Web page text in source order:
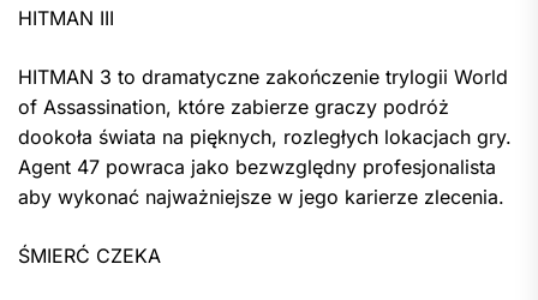
HITMAN III
HITMAN 3 to dramatyczne zakończenie trylogii World
of Assassination, które zabierze graczy podróż
dookoła świata na pięknych, rozległych lokacjach gry.
Agent 47 powraca jako bezwzględny profesjonalista
aby wykonać najważniejsze w jego karierze zlecenia.
ŚMIERĆ CZEKA